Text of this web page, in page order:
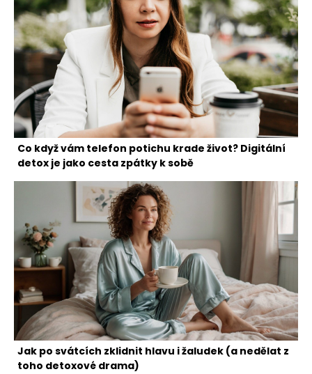
Co když vám telefon potichu krade život? Digitální
detox je jako cesta zpátky k sobě
Jak po svátcích zklidnit hlavu i žaludek (a nedělat z
toho detoxové drama)